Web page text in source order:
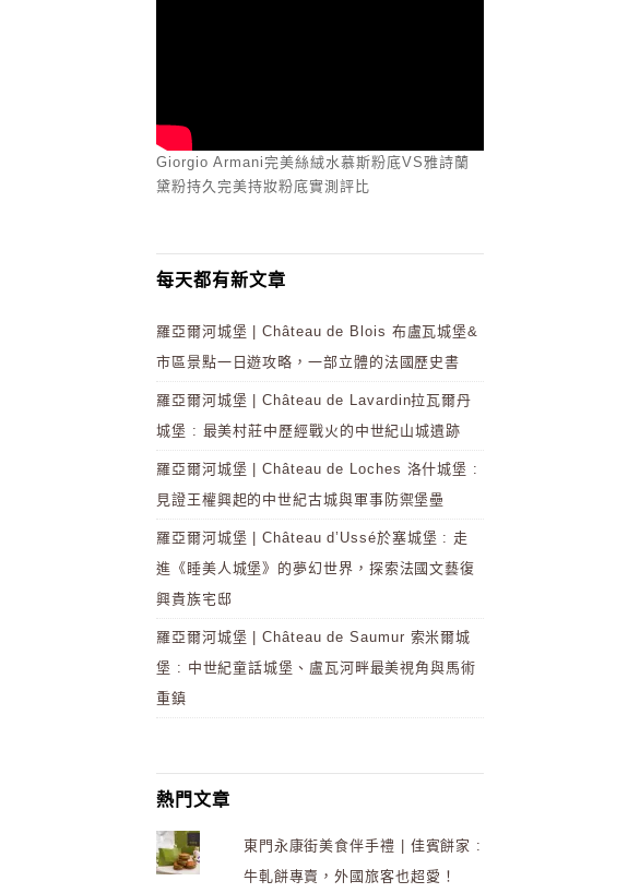
Giorgio Armani完美絲絨水慕斯粉底VS雅詩蘭
黛粉持久完美持妝粉底實測評比
每天都有新文章
羅亞爾河城堡 | Château de Blois 布盧瓦城堡&
市區景點一日遊攻略，一部立體的法國歷史書
羅亞爾河城堡 | Château de Lavardin拉瓦爾丹
城堡 : 最美村莊中歷經戰火的中世紀山城遺跡
羅亞爾河城堡 | Château de Loches 洛什城堡 :
見證王權興起的中世紀古城與軍事防禦堡壘
羅亞爾河城堡 | Château d’Ussé於塞城堡 : 走
進《睡美人城堡》的夢幻世界，探索法國文藝復
興貴族宅邸
羅亞爾河城堡 | Château de Saumur 索米爾城
堡 : 中世紀童話城堡、盧瓦河畔最美視角與馬術
重鎮
熱門文章
東門永康街美食伴手禮 | 佳賓餅家 :
牛軋餅專賣，外國旅客也超愛！